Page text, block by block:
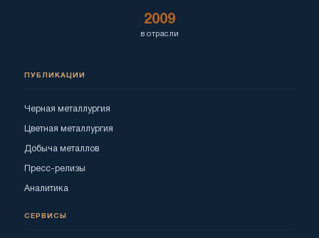
2009
в отрасли
ПУБЛИКАЦИИ
Черная металлургия
Цветная металлургия
Добыча металлов
Пресс-релизы
Аналитика
СЕРВИСЫ